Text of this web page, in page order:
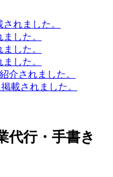
れました。
した。
した。
した。
介されました。
掲載されました。
代行・手書き